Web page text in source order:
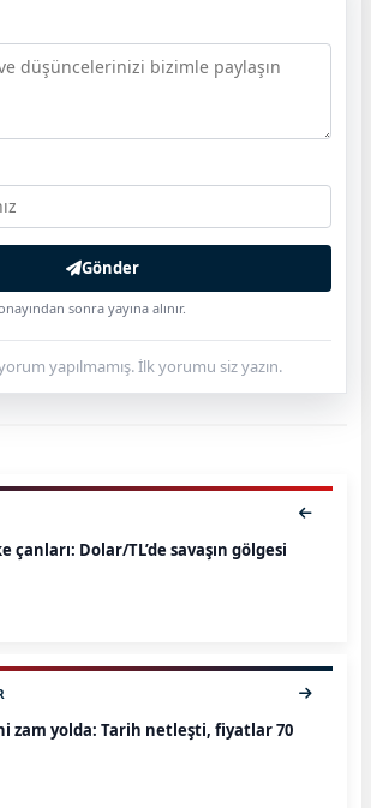
Gönder
sonra yayına alınır.
yapılmamış. İlk yorumu siz yazın.
çanları: Dolar/TL’de savaşın gölgesi
zam yolda: Tarih netleşti, fiyatlar 70